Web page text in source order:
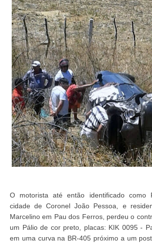
O motorista até então identificado como
cidade de Coronel João Pessoa, e
Marcelino em Pau dos Ferros, perdeu o
um Pálio de cor preto, placas: KIK 0095 -
em uma curva na BR-405 próximo a um